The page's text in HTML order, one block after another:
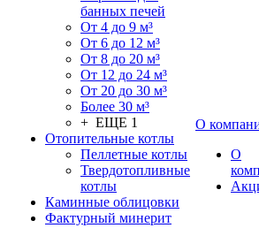
банных печей
От 4 до 9 м³
От 6 до 12 м³
От 8 до 20 м³
От 12 до 24 м³
От 20 до 30 м³
Более 30 м³
+ ЕЩЕ 1
Отопительные котлы
Пеллетные котлы
Твердотопливные
котлы
Каминные облицовки
Фактурный минерит
О
О